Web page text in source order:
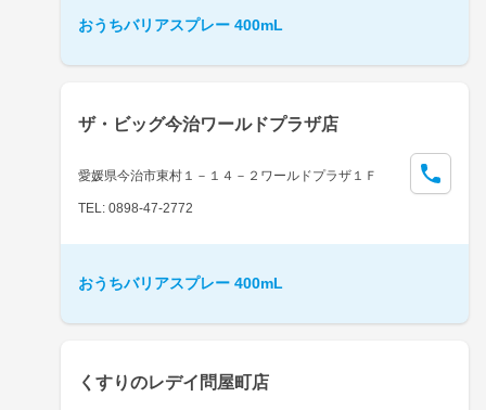
おうちバリアスプレー 400mL
ザ・ビッグ今治ワールドプラザ店
愛媛県今治市東村１－１４－２ワールドプラザ１Ｆ
TEL: 0898-47-2772
おうちバリアスプレー 400mL
くすりのレデイ問屋町店